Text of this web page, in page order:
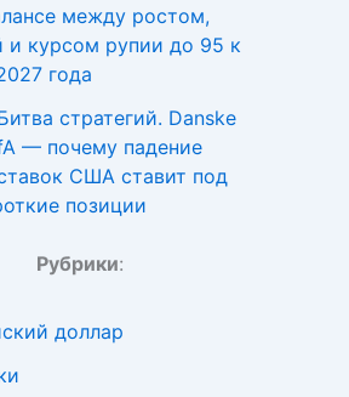
между ростом,
и курсом рупии до 95 к
года
стратегий. Danske
— почему падение
США ставит под
позиции
Рубрики:
доллар